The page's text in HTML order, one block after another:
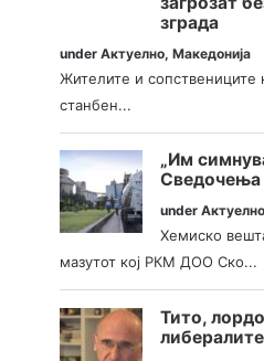
зграда
underАктуелно,Македонија
Жителите и сопствениците
станбен...
„Им
Сведочења
underАктуелно
Хемиско
мазутот кој РКМ ДОО Ско...
Тито,
либералите